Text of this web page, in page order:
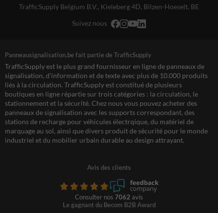
TrafficSupply Belgium B.V., Kieleberg 4D, Bilzen-Hoeselt, BE
Suivez nous
Panneausignalisation.be fait partie de TrafficSupply
TrafficSupply est le plus grand fournisseur en ligne de panneaux de
signalisation, d'information et de texte avec plus de 10.000 produits
liés à la circulation. TrafficSupply est constitué de plusieurs
boutiques en ligne répartie sur trois catégories : la circulation, le
stationnement et la sécurité. Chez nous vous pouvez acheter des
panneaux de signalisation avec les supports correspondant, des
stations de recharge pour véhicules électrqique, du matériel de
marquage au sol, ainsi que divers produit de sécurité pour le monde
industriel et du mobilier urbain durable au design attrayant.
Avis des clients
Consulter nos 7062 avis
Le gagnant du Becom B2B Award